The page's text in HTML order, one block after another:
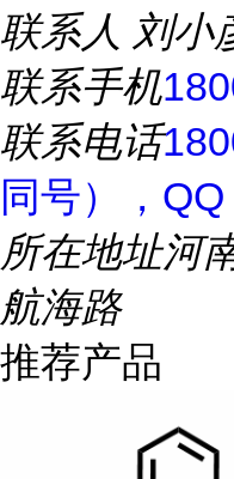
联系人 刘小
联系手机
联系电话
同号），
所在地址河
航海路
推荐产品